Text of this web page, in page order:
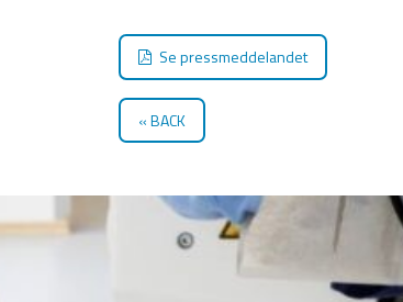
Se pressmeddelandet
BACK